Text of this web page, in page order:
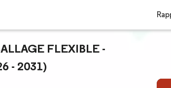
FLEXIBLE -
- 2031)